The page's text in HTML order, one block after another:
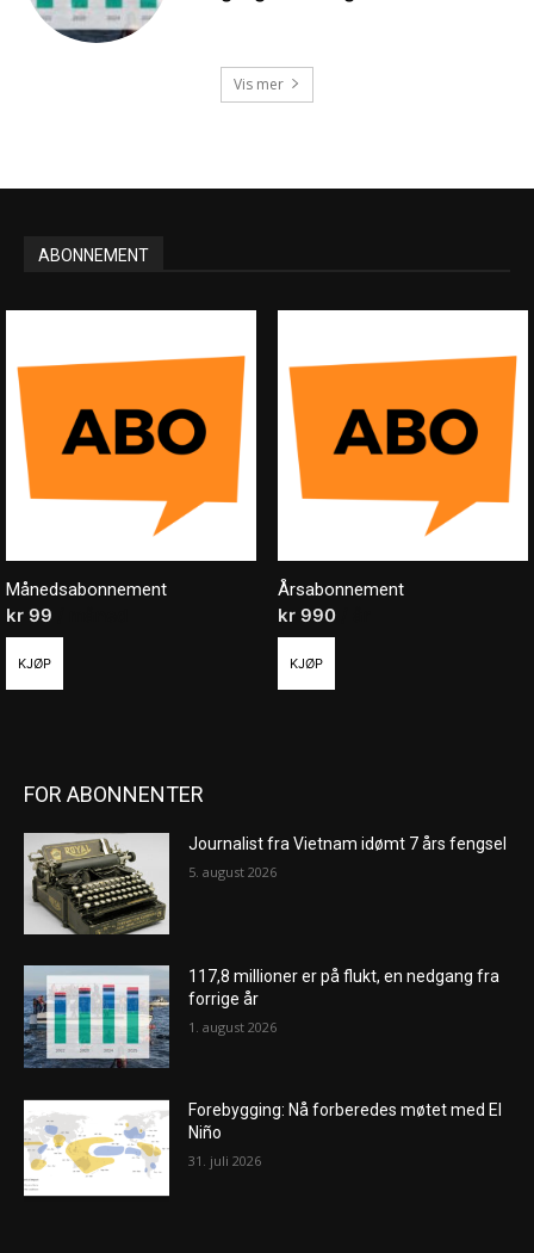
Vis mer
ABONNEMENT
Månedsabonnement
kr 99
KJØP
Årsabonnement
kr990
KJØP
FOR ABONNENTER
Journalist fra Vietnam idømt 7 års fengsel
5. august 2026
117,8 millioner er på flukt, en nedgang fra
forrige år
1. august 2026
Forebygging: Nå forberedes møtet med El
Niño
31. juli 2026